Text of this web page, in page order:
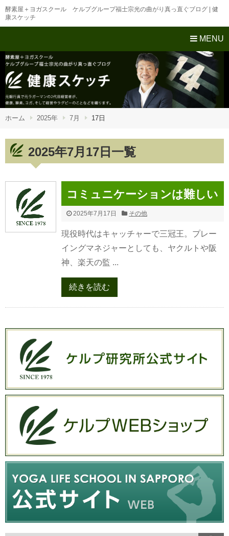
酵素屋＋ヨガスクール ケルプグループ福士宗光の曲がり真っ直ぐブログ | 健
康スケッチ
MENU
ホーム 2025年 7月 17日
2025年7月17日一覧
コミュニケーションは難しい
2025年7月17日 その他
現役時代はキャッチャーで三冠王。プレー
イングマネジャーとしても、ヤクルトや阪
神、楽天の監 ...
続きを読む